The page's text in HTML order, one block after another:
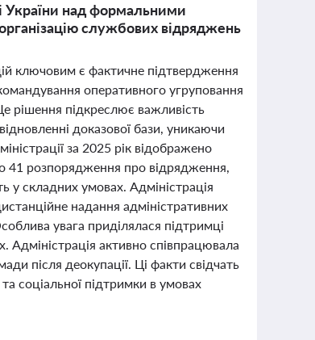
України над формальними
службових відряджень
ключовим є фактичне підтвердження
оперативного угруповання
рішення підкреслює важливість
доказової бази, уникаючи
за 2025 рік відображено
41 розпорядження про відрядження,
у складних умовах. Адміністрація
надання адміністративних
увага приділялася підтримці
Адміністрація активно співпрацювала
після деокупації. Ці факти свідчать
соціальної підтримки в умовах